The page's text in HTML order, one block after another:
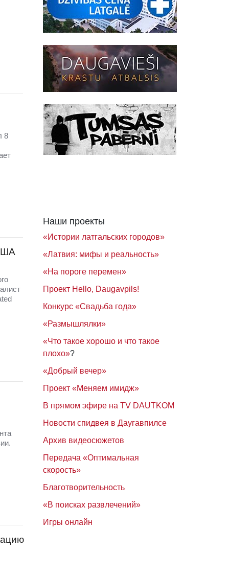
8
Наши проекты
«Истории латгальских городов»
«Латвия: мифы и реальность»
«На пороге перемен»
Проект Hello, Daugavpils!
Конкурс «Свадьба года»
«Размышлялки»
«Что такое хорошо и что такое
плохо»?
«Добрый вечер»
Проект «Меняем имидж»
В прямом эфире на TV DAUTKOM
Новости спидвея в Даугавпилсе
Архив видеосюжетов
Передача «Оптимальная
скорость»
Благотворительность
«В поисках развлечений»
Игры онлайн